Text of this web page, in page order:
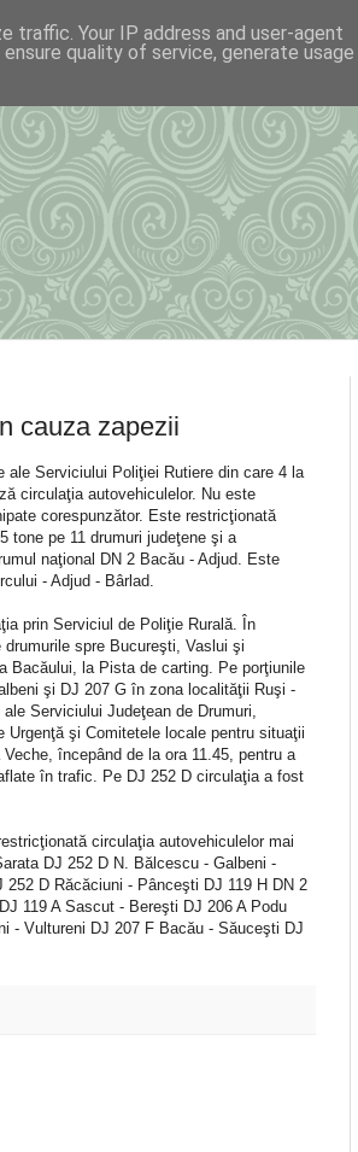
cauza zapezii
Serviciului Poliţiei Rutiere din care 4 la
circulaţia autovehiculelor. Nu este
corespunzător. Este restricţionată
tone pe 11 drumuri judeţene şi a
naţional DN 2 Bacău - Adjud. Este
- Adjud - Bârlad.
prin Serviciul de Poliţie Rurală. În
spre Bucureşti, Vaslui şi
Bacăului, la Pista de carting. Pe porţiunile
şi DJ 207 G în zona localităţii Ruşi -
Serviciului Judeţean de Drumuri,
şi Comitetele locale pentru situaţii
începând de la ora 11.45, pentru a
în trafic. Pe DJ 252 D circulaţia a fost
circulaţia autovehiculelor mai
DJ 252 D N. Bălcescu - Galbeni -
D Răcăciuni - Pânceşti DJ 119 H DN 2
119 A Sascut - Bereşti DJ 206 A Podu
- Vultureni DJ 207 F Bacău - Săuceşti DJ
traffic. Your IP address and user-agent
quality of service, generate usage